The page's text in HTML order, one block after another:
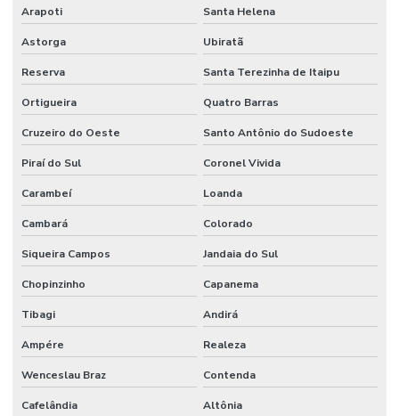
Serviço de avaliação de imóveis
Vistoria de obra
Vistoria predial
Vistoria predial com drone
Vistoria predial laudo
Vistoria residencial
Arapoti Santa Helena
Astorga Ubiratã
Reserva Santa Terezinha de Itaipu
Ortigueira Quatro Barras
Cruzeiro do Oeste Santo Antônio do Sudoeste
Piraí do Sul Coronel Vivida
Carambeí Loanda
Cambará Colorado
Siqueira Campos Jandaia do Sul
Chopinzinho Capanema
Tibagi Andirá
Ampére Realeza
Wenceslau Braz Contenda
Cafelândia Altônia